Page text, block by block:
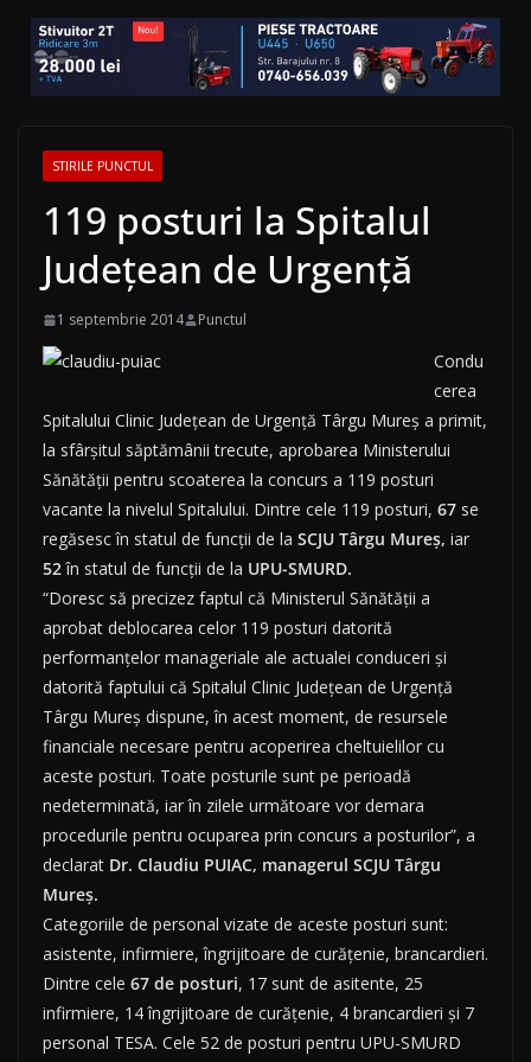
STIRILE PUNCTUL
119 posturi la Spitalul
Judeţean de Urgenţă
1 septembrie 2014 Punctul
Condu
cerea
Spitalului Clinic Judeţean de Urgenţă Târgu Mureş a primit,
la sfârşitul săptămânii trecute, aprobarea Ministerului
Sănătăţii pentru scoaterea la concurs a 119 posturi
vacante la nivelul Spitalului. Dintre cele 119 posturi, 67 se
regăsesc în statul de funcţii de la SCJU Târgu Mureş, iar
52în statul de funcţii de la UPU-SMURD.
“Doresc să precizez faptul că Ministerul Sănătăţii a
aprobat deblocarea celor 119 posturi datorită
performanţelor manageriale ale actualei conduceri şi
datorită faptului că Spitalul Clinic Judeţean de Urgenţă
Târgu Mureş dispune, în acest moment, de resursele
financiale necesare pentru acoperirea cheltuielilor cu
aceste posturi. Toate posturile sunt pe perioadă
nedeterminată, iar în zilele următoare vor demara
procedurile pentru ocuparea prin concurs a posturilor”, a
declarat Dr. Claudiu PUIAC, managerul SCJU Târgu
Mureş.
Categoriile de personal vizate de aceste posturi sunt:
asistente, infirmiere, îngrijitoare de curăţenie, brancardieri.
Dintre cele 67 de posturi, 17 sunt de asitente, 25
infirmiere, 14 îngrijitoare de curăţenie, 4 brancardieri şi 7
personal TESA. Cele 52 de posturi pentru UPU-SMURD